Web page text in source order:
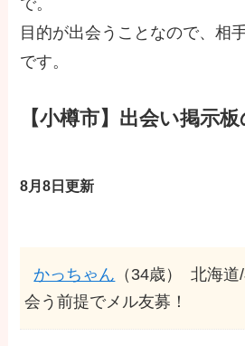
目的が出会うことなので、相
です。
【小樽市】出会い掲示
8月8日更新
かっちゃん （34歳）
北海道
会う前提でメル友募！